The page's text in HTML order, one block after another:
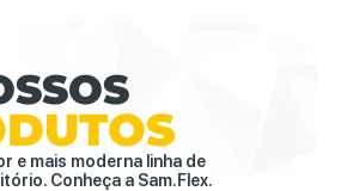
e mais moderna linha de
Conheça a Sam.Flex.